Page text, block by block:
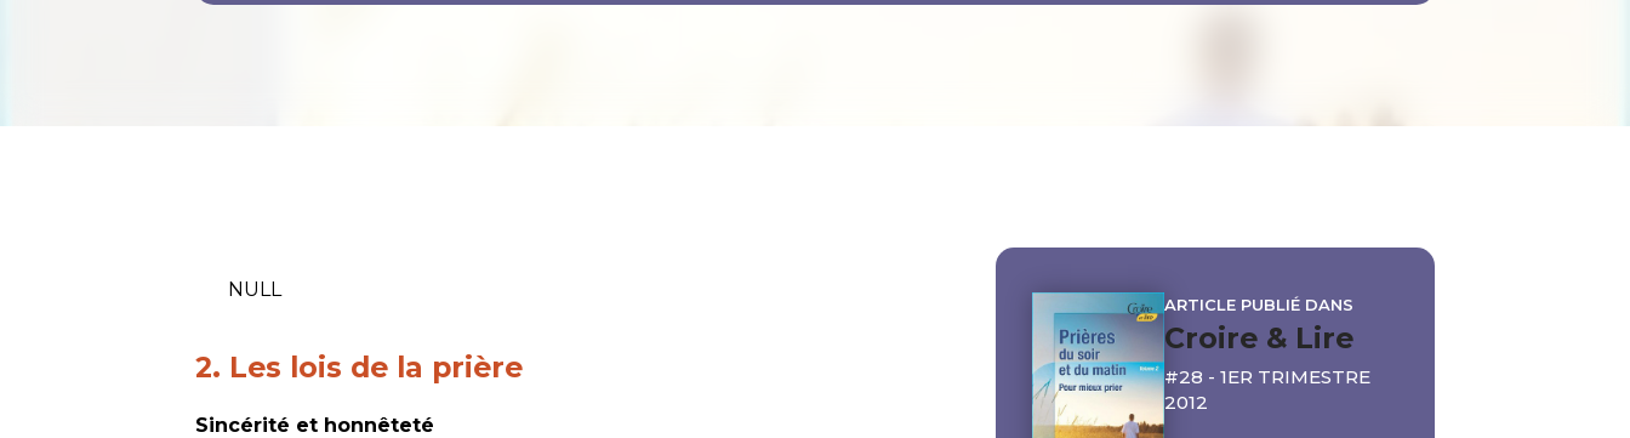
NULL
2. Les lois de la prière
Sincérité et honnêteté
ARTICLE PUBLIÉ DANS
Croire & Lire
#28 - 1ER TRIMESTRE
2012